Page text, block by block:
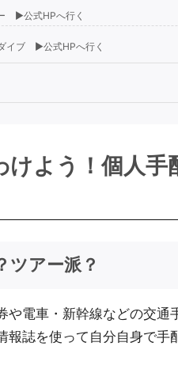
▶︎公式HPへ行く
イブ ▶︎公式HPへ行く
けよう！個人
ツアー派？
や電車・新幹線などの交
報誌を使って自分自身で手